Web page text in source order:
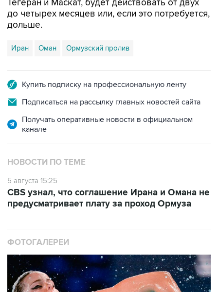
Тегеран и Маскат, будет действовать от двух
до четырех месяцев или, если это потребуется,
дольше.
Иран Оман Ормузский пролив
Купить подписку на профессиональную ленту
Подписаться на рассылку главных новостей сайта
Получать оперативные новости в официальном
канале
НОВОСТИ ПО ТЕМЕ
5 августа 15:25
CBS узнал, что соглашение Ирана и Омана не
предусматривает плату за проход Ормуза
ФОТОГАЛЕРЕИ